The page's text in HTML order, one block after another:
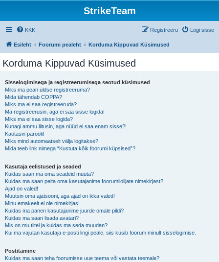
StrikeTeam
KKK Logi sisse
Registreeru
Esileht Foorumi pealeht Korduma Kippuvad Küsimused
Korduma Kippuvad Küsimused
Sisselogimisega ja registreerumisega seotud küsimused
Miks ma pean üldse registreeruma?
Mida tähendab COPPA?
Miks ma ei saa registreeruda?
Ma registreerusin, aga ei saa sisse logida!
Miks ma ei saa sisse logida?
Kunagi ammu liitusin, aga nüüd ei saa enam sisse?!
Kaotasin parooli!
Miks mind automaatselt välja logitakse?
Mida teeb link nimega “Kustuta kõik foorumi küpsised”?
Kasutaja eelistused ja seaded
Kuidas saan ma oma seadeid muuta?
Kuidas ma saan peita oma kasutajanime foorumilolijate nimekirjast?
Ajad on valed!
Muutsin oma ajatsooni, aga ajad on ikka valed!
Minu emakeelt ei ole nimekirjas!
Kuidas ma panen kasutajanime juurde omale pildi?
Kuidas ma saan lisada avatari?
Mis on mu tiitel ja kuidas ma seda muudan?
Kui ma vajutan kasutaja e-posti lingi peale, siis küsib foorum minult sisselogimise.
Postitamine
Kuidas ma saan teha foorumisse uue teema või vastata teemale?